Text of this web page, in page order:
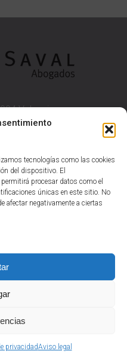
tecnologías como las cookies
del dispositivo. El
procesar datos como el
únicas en este sitio. No
afectar negativamente a ciertas
privacidadAviso legal
Valencia
53 09
(UE)